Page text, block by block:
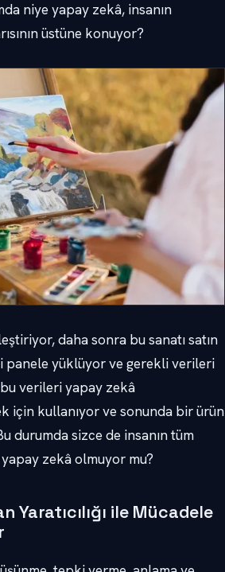
niye yapay zekâ, insanın
üstüne konuyor?
daha sonra bu sanatı satın
panele yüklüyor ve gerekli verileri
verileri yapay zekâ
için kullanıyor ve sonunda bir ürün
durumda sizce de insanın tüm
zekâ olmuyor mu?
Yaratıcılığı ile Mücadele